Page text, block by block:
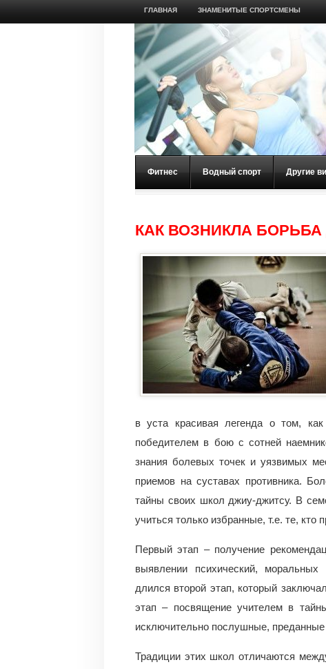
ГЛАВНАЯ ЗНАМЕНИТЫЕ СПОРТСМЕНЫ
Фитнес Водный спорт Другие
КАК ВОЗНИКЛА
в уста красивая легенда о том,
победителем в бою с сотней
знания болевых точек и уязвимых
приемов на суставах противника.
тайны своих школ джиу-джитсу. В
учиться только избранные, т.е. те, кто
Первый этап – получение
выявлении психический,
длился второй этап, который
этап – посвящение учителем в
исключительно послушные,
Традиции этих школ отличаются